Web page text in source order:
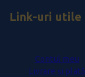
Link-uri utile
Contul meu
Livrare și plată